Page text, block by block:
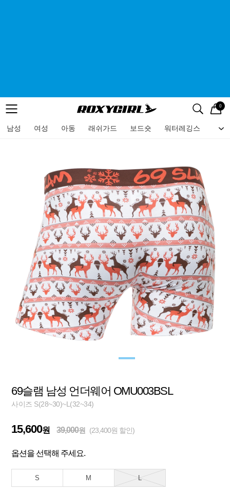
메뉴 검색
로고 0
남성 여성 아동 래쉬가드 보드숏 워터레깅스 비
메뉴
69슬램 남성 언더웨어 OMU003BSL
사이즈 S(28~30)~L(32~34)
15,600원 39,000원 (23,400원 할인)
옵션을 선택해 주세요.
S M L